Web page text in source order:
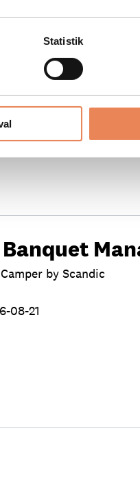
Statistik
Spa
08-31
by Scandic
08-21